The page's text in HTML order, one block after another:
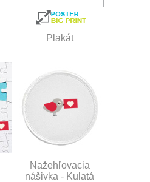
Plakát
Nažehľovacia
nášivka - Kulatá